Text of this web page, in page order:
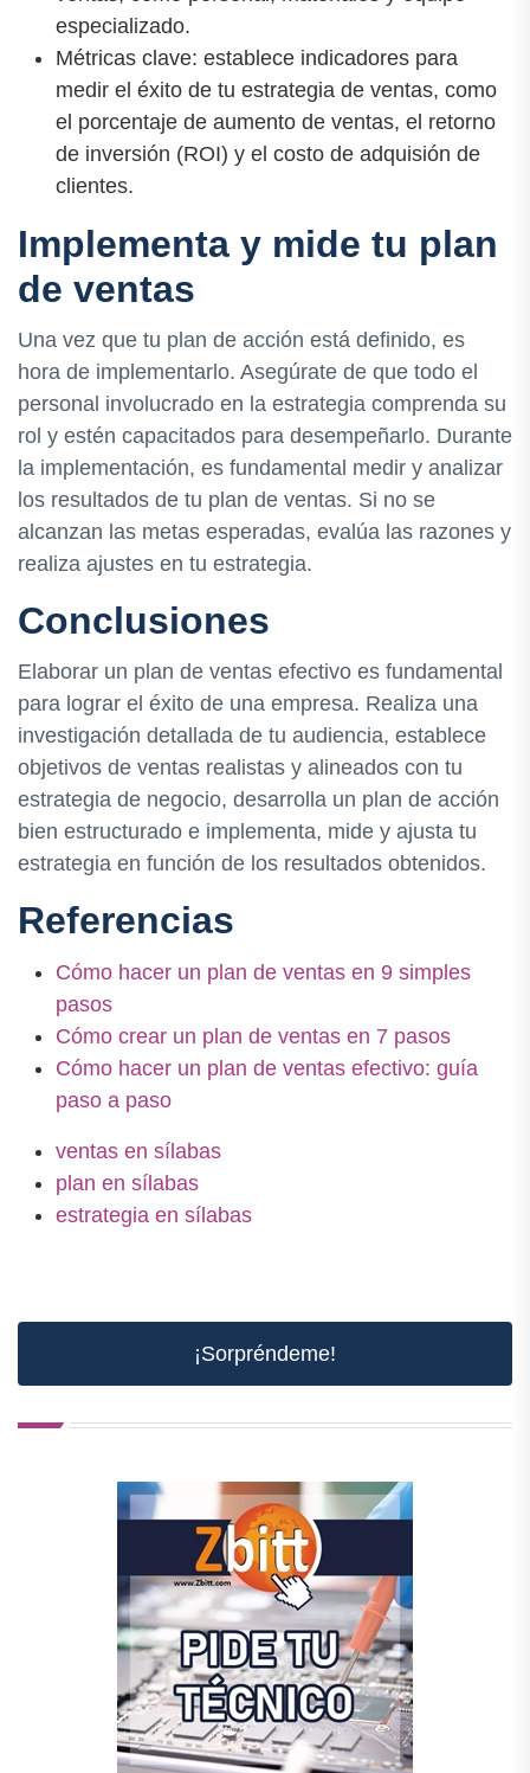
especializado.
Métricas clave: establece indicadores para
medir el éxito de tu estrategia de ventas, como
el porcentaje de aumento de ventas, el retorno
de inversión (ROI) y el costo de adquisión de
clientes.
Implementa y mide tu plan
de ventas
Una vez que tu plan de acción está definido, es
hora de implementarlo. Asegúrate de que todo el
personal involucrado en la estrategia comprenda su
rol y estén capacitados para desempeñarlo. Durante
la implementación, es fundamental medir y analizar
los resultados de tu plan de ventas. Si no se
alcanzan las metas esperadas, evalúa las razones y
realiza ajustes en tu estrategia.
Conclusiones
Elaborar un plan de ventas efectivo es fundamental
para lograr el éxito de una empresa. Realiza una
investigación detallada de tu audiencia, establece
objetivos de ventas realistas y alineados con tu
estrategia de negocio, desarrolla un plan de acción
bien estructurado e implementa, mide y ajusta tu
estrategia en función de los resultados obtenidos.
Referencias
Cómo hacer un plan de ventas en 9 simples
pasos
Cómo crear un plan de ventas en 7 pasos
Cómo hacer un plan de ventas efectivo: guía
paso a paso
ventas en sílabas
plan en sílabas
estrategia en sílabas
¡Sorpréndeme!